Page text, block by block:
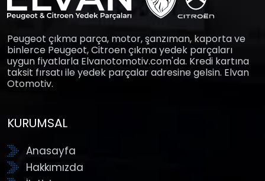
Peugeot çıkma parça, motor, şanzıman, kaporta ve
binlerce Peugeot, Citroen çıkma yedek parçaları
uygun fiyatlarla Elvanotomotiv.com'da. Kredi kartına
taksit fırsatı ile yedek parçalar adresine gelsin. Elvan
Otomotiv.
KURUMSAL
Anasayfa
Hakkımızda